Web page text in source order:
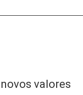
valores